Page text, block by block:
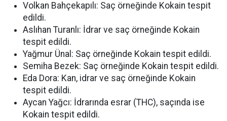
Volkan Bahçekapılı: Saç örneğinde Kokain tespit
edildi.
Aslıhan Turanlı: İdrar ve saç örneğinde Kokain
tespit edildi.
Yağmur Ünal: Saç örneğinde Kokain tespit edildi.
Semiha Bezek: Saç örneğinde Kokain tespit edildi.
Eda Dora: Kan, idrar ve saç örneğinde Kokain
tespit edildi.
Aycan Yağcı: İdrarında esrar (THC), saçında ise
Kokain tespit edildi.